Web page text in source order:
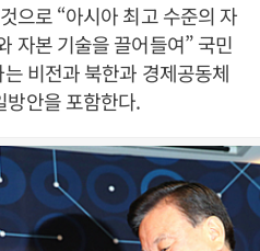
으로 “아시아 최고 수준의 자
자본 기술을 끌어들여” 국민
비전과 북한과 경제공동체
방안을 포함한다.